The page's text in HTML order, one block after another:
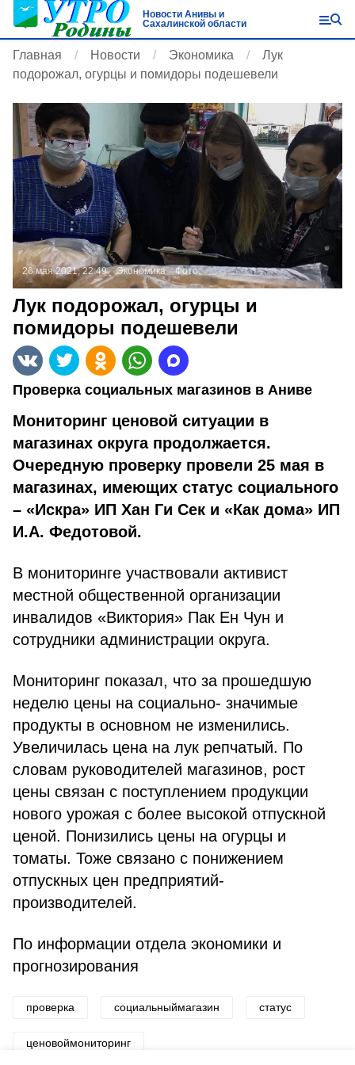
Новости Анивы и
Сахалинской области
Главная Новости Экономика
Лук
подорожал, огурцы и помидоры подешевели
26 мая 2021, 22:49 Экономика Фото:
Лук подорожал, огурцы и
помидоры подешевели
Проверка социальных магазинов в Аниве
Мониторинг ценовой ситуации в
магазинах округа продолжается.
Очередную проверку провели 25 мая в
магазинах, имеющих статус социального
– «Искра» ИП Хан Ги Сек и «Как дома» ИП
И.А. Федотовой.
В мониторинге участвовали активист
местной общественной организации
инвалидов «Виктория» Пак Ен Чун и
сотрудники администрации округа.
Мониторинг показал, что за прошедшую
неделю цены на социально- значимые
продукты в основном не изменились.
Увеличилась цена на лук репчатый. По
словам руководителей магазинов, рост
цены связан с поступлением продукции
нового урожая с более высокой отпускной
ценой. Понизились цены на огурцы и
томаты. Тоже связано с понижением
отпускных цен предприятий-
производителей.
По информации отдела экономики и
прогнозирования
проверка социальныймагазин статус
ценовоймониторинг